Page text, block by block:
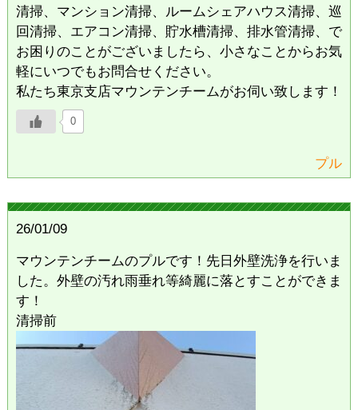
清掃、マンション清掃、ルームシェアハウス清掃、巡
回清掃、エアコン清掃、貯水槽清掃、排水管清掃、で
お困りのことがございましたら、小さなことからお気
軽にいつでもお問合せください。
私たち東京支店マウンテンチームがお伺い致します！
0
プル
26/01/09
マウンテンチームのプルです！先日外壁洗浄を行いま
した。外壁の汚れ雨垂れ等綺麗に落とすことができま
す！
清掃前